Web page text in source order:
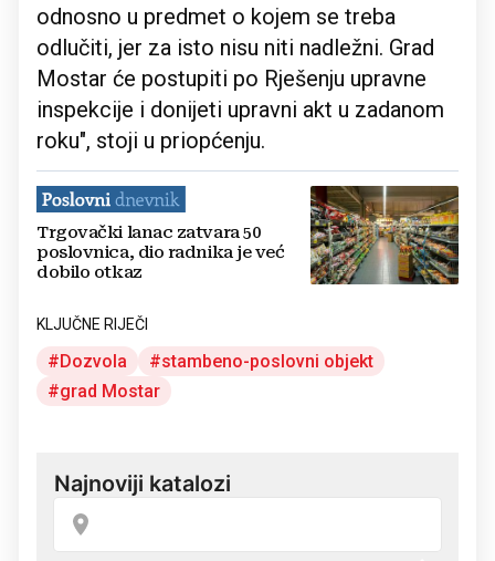
odnosno u predmet o kojem se treba
odlučiti, jer za isto nisu niti nadležni. Grad
Mostar će postupiti po Rješenju upravne
inspekcije i donijeti upravni akt u zadanom
roku", stoji u priopćenju.
Trgovački lanac zatvara 50
poslovnica, dio radnika je već
dobilo otkaz
KLJUČNE RIJEČI
Dozvola
stambeno-poslovni objekt
grad Mostar